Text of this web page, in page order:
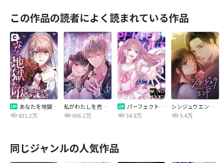
この作品の読者によく読まれている作品
あなたを地獄に堕とすまで
831.2万
私がわたしを売る理由
606.2万
パーフェクトグリッター
34.8万
シンジュウエンド【タテヨミ】
5.4万
同じジャンルの人気作品